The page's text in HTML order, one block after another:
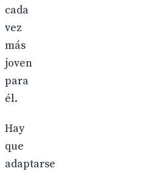
cada
vez
más
joven
para
él.
Hay
que
adaptarse